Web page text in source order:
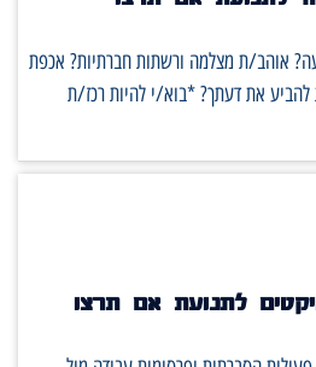
אוהב/ת מצלמה ורשתות חברתיות? אכפת
את דעתך? *בוא/י להיות רכז/ת
לתנועת אם תרצו